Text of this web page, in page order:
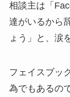
相談主は「
達がいるから
ょう」と、涙
フェイスブッ
為でもあるの